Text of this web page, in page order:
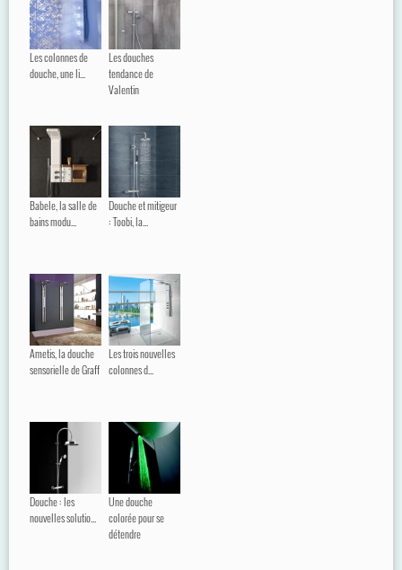
Les colonnes de
douche, une li...
Les douches
tendance de
Valentin
Babele, la salle de
bains modu...
Douche et mitigeur
: Toobi, la...
Ametis, la douche
sensorielle de Graff
Les trois nouvelles
colonnes d...
Douche : les
nouvelles solutio...
Une douche
colorée pour se
détendre